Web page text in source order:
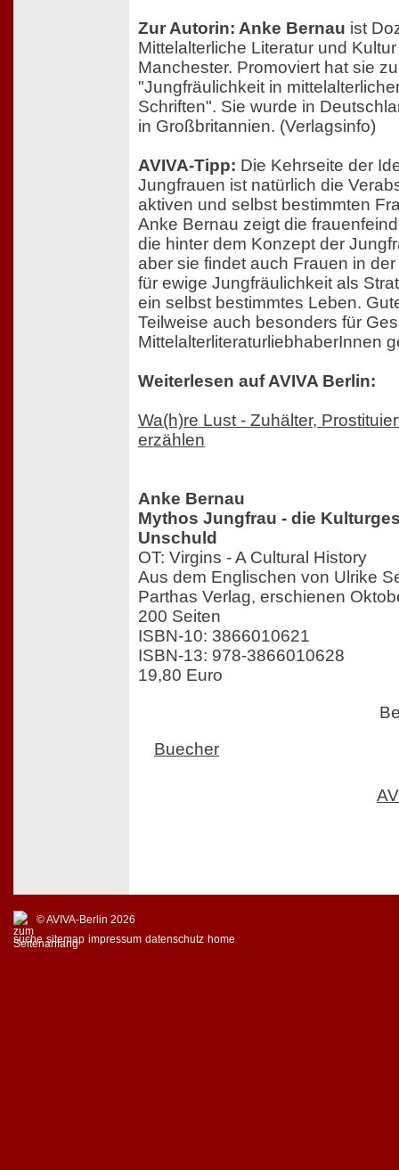
Zur Autorin: Anke Bernau ist
Mittelalterliche Literatur und
Manchester. Promoviert hat sie
"Jungfräulichkeit in
Schriften". Sie wurde in
in Großbritannien. (Verlagsinfo)
AVIVA-Tipp: Die Kehrseite der
Jungfrauen ist natürlich die
aktiven und selbst bestimmten
Anke Bernau zeigt die
die hinter dem Konzept der
aber sie findet auch Frauen in
für ewige Jungfräulichkeit als
ein selbst bestimmtes Leben.
Teilweise auch besonders für
MittelalterliteraturliebhaberInnen
Weiterlesen auf AVIVA Berlin:
Wa(h)re Lust - Zuhälter,
erzählen
Anke Bernau
Mythos Jungfrau - die
Unschuld
OT: Virgins - A Cultural History
Aus dem Englischen von Ulrike
Parthas Verlag, erschienen
200 Seiten
ISBN-10: 3866010621
ISBN-13: 978-3866010628
19,80 Euro
Buecher
© AVIVA-Berlin 2026
suche sitemap impressum datenschutz home